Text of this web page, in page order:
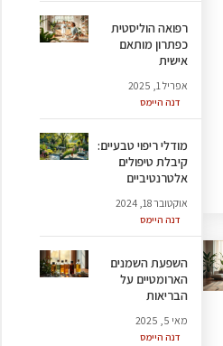
רפואה הוליסטית
כפתרון מותאם
אישית
דנה היימס
אפריל 1, 2025
מודלי ריפוי טבעיים:
קיבלת טיפולים
אלטרנטיביים
דנה היימס
אוקטובר 18, 2024
השפעת השמנים
הארומטיים על
הבריאות
דנה היימס
מאי 5, 2025